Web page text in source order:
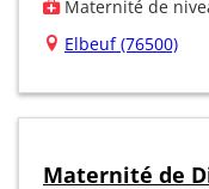
Maternité de
Elbeuf (76500)
Maternité de